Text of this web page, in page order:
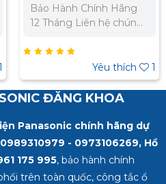
Bảo Hành Chính Hãng
12 Tháng Liên hệ chúng
nhất cho dự án. Miền
Bắc : 0989 310 979 -
0973 106 269 Miền Nam:
0902 303 733 – 0945
Yêu thích 1
ĐĂNG KHOA
Panasonic chính hãng dự
- 0973106269, Hồ
175 995, bảo hành chính
trên toàn quốc, công tắc ổ